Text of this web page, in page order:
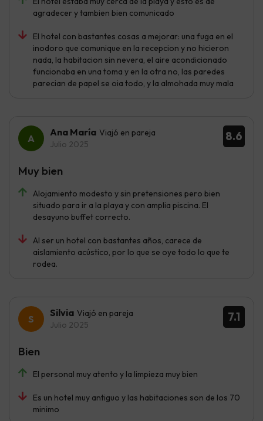
agradecer y tambien bien comunicado
El hotel con bastantes cosas a mejorar: una fuga en el
inodoro que comunique en la recepcion y no hicieron
nada, la habitacion sin nevera, el aire acondicionado
funcionaba en una toma y en la otra no, las paredes
parecian de papel se oia todo, y la almohada muy mala
8.6
Ana María Viajó en pareja
Julio 2025
Alojamiento modesto y sin pretensiones pero bien
situado para ir a la playa y con amplia piscina. El
desayuno buffet correcto.
Al ser un hotel con bastantes años, carece de
aislamiento acústico, por lo que se oye todo lo que te
rodea.
Muy bien
7.1
Silvia Viajó en pareja
Julio 2025
El personal muy atento y la limpieza muy bien
Es un hotel muy antiguo y las habitaciones son de los 70
minimo
Bien